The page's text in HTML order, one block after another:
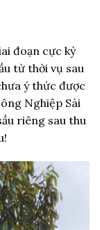
đoạn cực kỳ
từ thời vụ sau
ý thức được
Nghiệp Sài
riêng sau thu